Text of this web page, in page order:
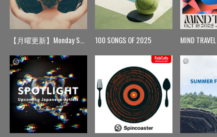
【月曜更新】Monday Spin 100 SONGS OF 2025 MIND TRAVEL